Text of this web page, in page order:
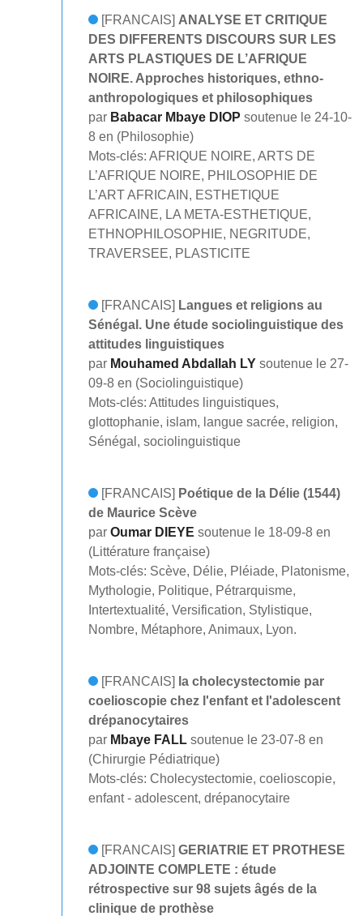
[FRANCAIS] ANALYSE ET CRITIQUE
DES DIFFERENTS DISCOURS SUR LES
ARTS PLASTIQUES DE L’AFRIQUE
NOIRE. Approches historiques, ethno-
anthropologiques et philosophiques
par Babacar Mbaye DIOP soutenue le 24-10-
8 en (Philosophie)
Mots-clés: AFRIQUE NOIRE, ARTS DE
L’AFRIQUE NOIRE, PHILOSOPHIE DE
L’ART AFRICAIN, ESTHETIQUE
AFRICAINE, LA META-ESTHETIQUE,
ETHNOPHILOSOPHIE, NEGRITUDE,
TRAVERSEE, PLASTICITE
[FRANCAIS] Langues et religions au
Sénégal. Une étude sociolinguistique des
attitudes linguistiques
par Mouhamed Abdallah LYsoutenue le 27-
09-8 en (Sociolinguistique)
Mots-clés: Attitudes linguistiques,
glottophanie, islam, langue sacrée, religion,
Sénégal, sociolinguistique
[FRANCAIS] Poétique de la Délie (1544)
de Maurice Scève
par Oumar DIEYE soutenue le 18-09-8 en
(Littérature française)
Mots-clés: Scève, Délie, Pléiade, Platonisme,
Mythologie, Politique, Pétrarquisme,
Intertextualité, Versification, Stylistique,
Nombre, Métaphore, Animaux, Lyon.
[FRANCAIS] la cholecystectomie par
coelioscopie chez l'enfant et l'adolescent
drépanocytaires
par Mbaye FALLsoutenue le 23-07-8 en
(Chirurgie Pédiatrique)
Mots-clés: Cholecystectomie, coelioscopie,
enfant - adolescent, drépanocytaire
[FRANCAIS] GERIATRIE ET PROTHESE
ADJOINTE COMPLETE : étude
rétrospective sur 98 sujets âgés de la
clinique de prothèse